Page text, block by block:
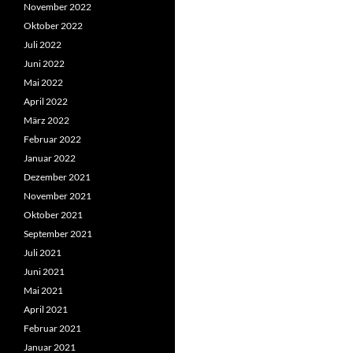
November 2022
Oktober 2022
Juli 2022
Juni 2022
Mai 2022
April 2022
März 2022
Februar 2022
Januar 2022
Dezember 2021
November 2021
Oktober 2021
September 2021
Juli 2021
Juni 2021
Mai 2021
April 2021
Februar 2021
Januar 2021